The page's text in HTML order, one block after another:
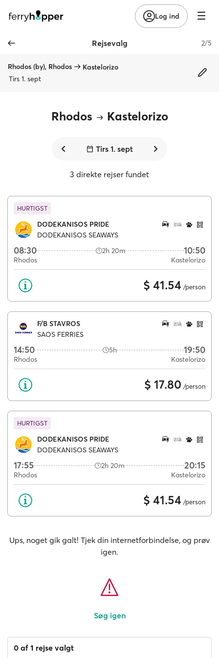
Log ind
Rejsevalg 2/5
Rhodos (by), Rhodos
Kastelorizo
Tirs 1. sept
Rhodos Kastelorizo
Tirs 1. sept
3 direkte rejser fundet
HURTIGST
DODEKANISOS PRIDE
DODEKANISOS SEAWAYS
08:30 2h 20m 10:50
Rhodos Kastelorizo
$ 41.54 /person
F/B STAVROS
SAOS FERRIES
14:50 5h 19:50
Rhodos Kastelorizo
$ 17.80 /person
HURTIGST
DODEKANISOS PRIDE
DODEKANISOS SEAWAYS
17:55 2h 20m 20:15
Rhodos Kastelorizo
$ 41.54 /person
Ups, noget gik galt! Tjek din internetforbindelse, og prøv
igen.
Søg igen
0 af 1 rejse valgt